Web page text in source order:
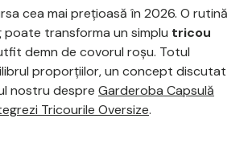
cea mai prețioasă în 2026. O rutină
transforma un simplu tricou
demn de covorul roșu. Totul
proporțiilor, un concept discutat
nostru despre Garderoba Capsulă
Tricourile Oversize.